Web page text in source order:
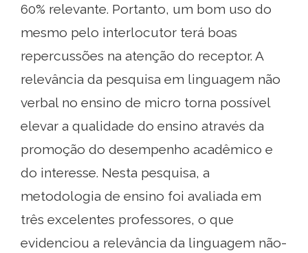
60% relevante. Portanto, um bom uso do
mesmo pelo interlocutor terá boas
repercussões na atenção do receptor. A
relevância da pesquisa em linguagem não
verbal no ensino de micro torna possível
elevar a qualidade do ensino através da
promoção do desempenho acadêmico e
do interesse. Nesta pesquisa, a
metodologia de ensino foi avaliada em
três excelentes professores, o que
evidenciou a relevância da linguagem não-